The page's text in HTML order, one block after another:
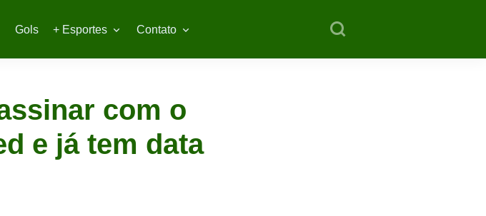
Gols + Esportes Contato
com o
e já tem data